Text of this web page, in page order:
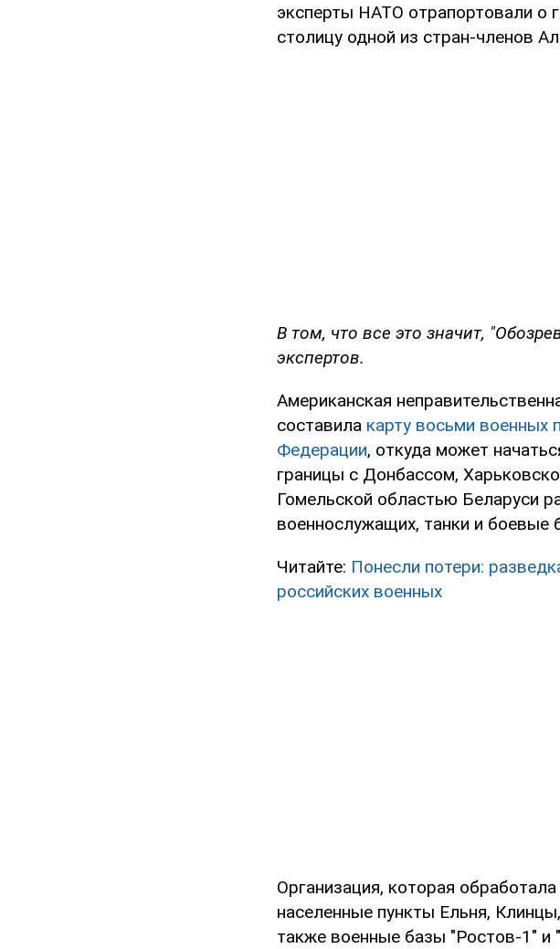
эксперты НАТО отрапортовали о
столицу одной из стран-членов
В том, что все это значит,
экспертов.
Американская
составила карту восьми военных
Федерации, откуда может
границы с Донбассом,
Гомельской областью Беларуси
военнослужащих, танки и
Читайте: Понесли потери:
российских военных
Организация, которая
населенные пункты Ельня,
также военные базы "Ростов-1" и